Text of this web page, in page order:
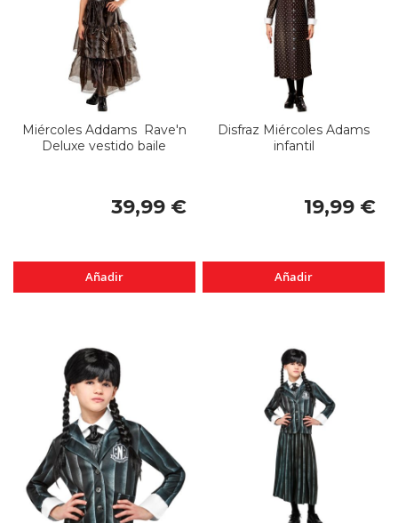
Miércoles Addams Rave'n
Deluxe vestido baile
39,99 €
Añadir
Disfraz Miércoles Adams
infantil
19,99 €
Añadir